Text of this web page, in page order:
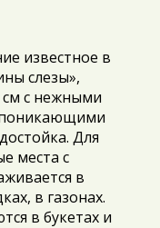
известное в
слезы»,
см с нежными
Для
места с
в
в газонах.
в букетах и